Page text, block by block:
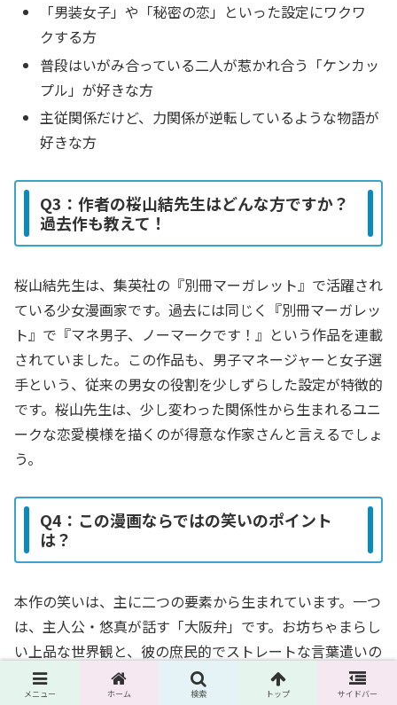
「男装女子」や「秘密の恋」といった設定にワクワ
クする方
普段はいがみ合っている二人が惹かれ合う「ケンカッ
プル」が好きな方
主従関係だけど、力関係が逆転しているような物語が
好きな方
Q3：作者の桜山結先生はどんな方ですか？
過去作も教えて！
桜山結先生は、集英社の『別冊マーガレット』で活躍され
ている少女漫画家です。過去には同じく『別冊マーガレッ
ト』で『マネ男子、ノーマークです！』という作品を連載
されていました。この作品も、男子マネージャーと女子選
手という、従来の男女の役割を少しずらした設定が特徴的
です。桜山先生は、少し変わった関係性から生まれるユニ
ークな恋愛模様を描くのが得意な作家さんと言えるでしょ
う。
Q4：この漫画ならではの笑いのポイント
は？
本作の笑いは、主に二つの要素から生まれています。一つ
は、主人公・悠真が話す「大阪弁」です。お坊ちゃまらし
い上品な世界観と、彼の庶民的でストレートな言葉遣いの
ミスマッチが、独特のテンポと笑いを生み出しています。
もう一つは、やはり「BL風味の勘違い」。悠真が真剣に
メニュー ホーム 検索 トップ サイドバー